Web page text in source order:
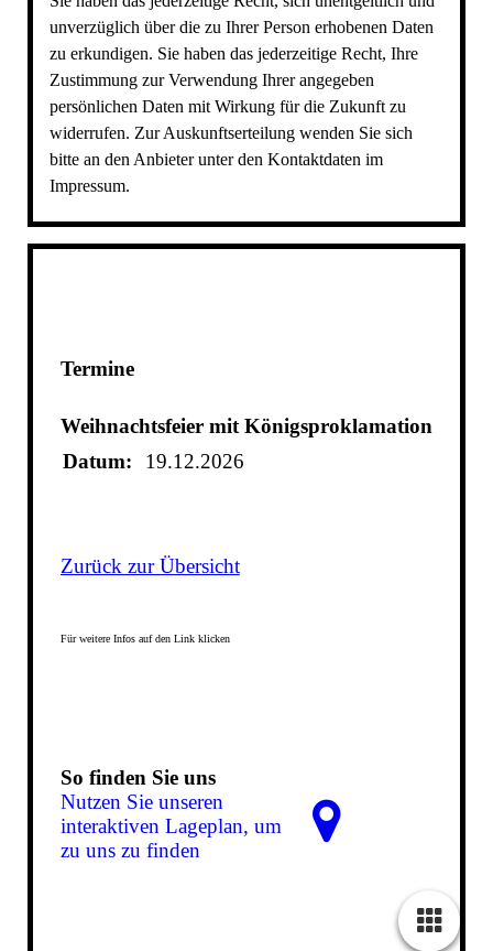
unverzüglich über die zu Ihrer Person erhobenen Daten
zu erkundigen. Sie haben das jederzeitige Recht, Ihre
Zustimmung zur Verwendung Ihrer angegeben
persönlichen Daten mit Wirkung für die Zukunft zu
widerrufen. Zur Auskunftserteilung wenden Sie sich
bitte an den Anbieter unter den Kontaktdaten im
Impressum.
Termine
Weihnachtsfeier mit Königsproklamation
Datum:
19.12.2026
Zurück zur Übersicht
Für weitere Infos auf den Link klicken
So finden Sie uns
Nutzen Sie unseren
interaktiven La­ge­plan, um
zu uns zu finden